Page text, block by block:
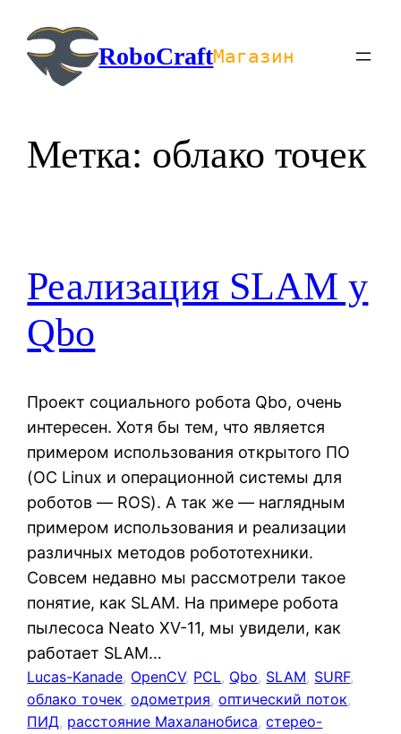
содержимомуRoboCraftМагазин
Метка: облако точек
Реализация SLAM у
Qbo
Проект социального робота Qbo, очень
интересен. Хотя бы тем, что является
примером использования открытого ПО
(ОС Linux и операционной системы для
роботов — ROS). А так же — наглядным
примером использования и реализации
различных методов робототехники.
Совсем недавно мы рассмотрели такое
понятие, как SLAM. На примере робота
пылесоса Neato XV-11, мы увидели, как
работает SLAM…
Lucas-Kanade, OpenCV, PCL, Qbo, SLAM, SURF
облако точек, одометрия, оптический поток
ПИД, расстояние Махаланобиса, стерео-